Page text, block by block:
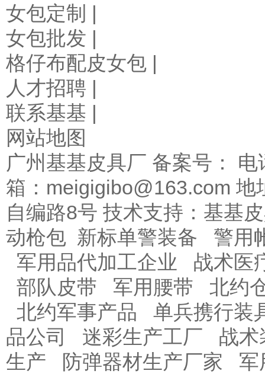
女包定制 |
女包批发 |
格仔布配皮女包 |
人才招聘 |
联系基基 |
网站地图
广州基基皮具厂 备案号：
箱：meigigibo@163.com
自编路8号 技术支持：基基
动枪包 新标单警装备
警用
军用品代加工企业
战术医
部队皮带
军用腰带
北约
北约军事产品
单兵携行装
品公司
迷彩生产工厂
战术
生产
防弹器材生产厂家
军